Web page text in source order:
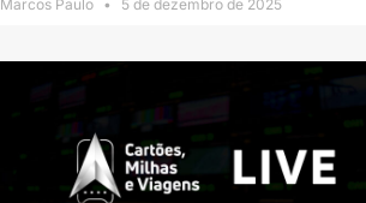
Marcos Paulo 5 de dezembro de 2025